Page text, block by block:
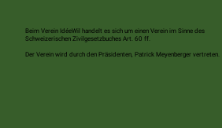
Beim Verein IdéeWil handelt es sich um einen Verein im Sinne des
Schweizerischen Zivilgesetzbuches Art. 60 ff.
Der Verein wird durch den Präsidenten, Patrick Meyenberger vertreten.